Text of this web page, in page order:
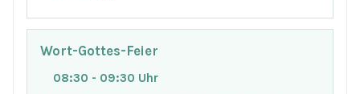
Wort-Gottes-Feier
08:30 - 09:30 Uhr